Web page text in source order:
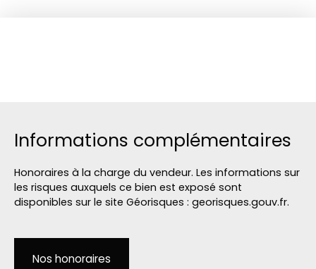
Informations complémentaires
Honoraires à la charge du vendeur. Les informations sur
les risques auxquels ce bien est exposé sont
disponibles sur le site Géorisques : georisques.gouv.fr.
Nos honoraires